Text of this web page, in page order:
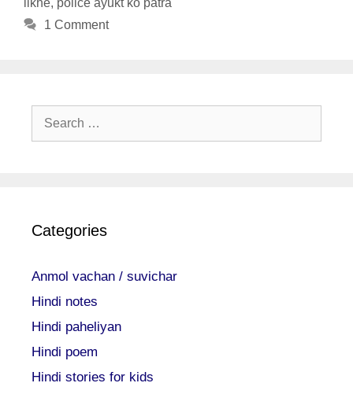
likhe, police ayukt ko patra
1 Comment
Search
Categories
Anmol vachan / suvichar
Hindi notes
Hindi paheliyan
Hindi poem
Hindi stories for kids